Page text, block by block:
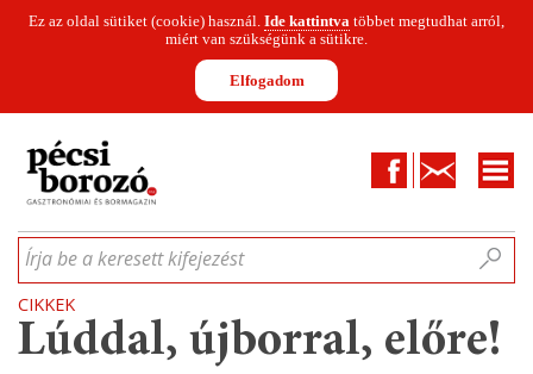
Ez az oldal sütiket (cookie) használ. Ide kattintva többet megtudhat arról,
miért van szükségünk a sütikre.
Elfogadom
FacebookKapcsolat
CIKKEKHÍREKINFOGRAFIKÁKMUNKATÁRSAKWINESOFA
Írja be a keresett kifejezést
CIKKEK
Lúddal, újborral, előre!